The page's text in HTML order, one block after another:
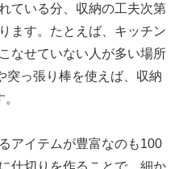
ている分、収納の工夫次第
ます。たとえば、キッチン
なせていない人が多い場所
突っ張り棒を使えば、収納
アイテムが豊富なのも100